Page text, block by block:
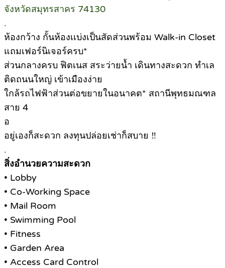
จังหวัดสมุทรสาคร 74130
.
ห้องกว้าง กั้นห้องเเบ่งเป็นสัดส่วนพร้อม Walk-in Closet
แถมเฟอร์นิเจอร์ครบ*
ส่วนกลางครบ ฟิตเนส สระว่ายน้ำ เดินทางสะดวก ทำเล
ติดถนนใหญ่ เข้าเมืองง่าย
ใกล้รถไฟฟ้าส่วนต่อขยายในอนาคต* สถานีพุทธมณฑล
สาย 4
อ
อยู่เองก็สะดวก ลงทุนปล่อยเช่าก็สบาย ‼
.
สิ่งอำนวยความสะดวก
• Lobby
• Co-Working Space
• Mail Room
• Swimming Pool
• Fitness
• Garden Area
• Access Card Control